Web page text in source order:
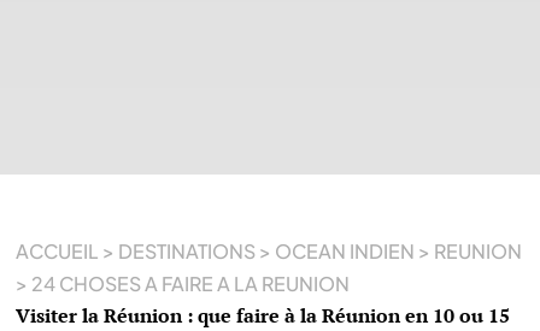
ACCUEIL > DESTINATIONS> OCEAN INDIEN > REUNION
> 24 CHOSES A FAIRE A LA REUNION
Visiter la Réunion : que faire à la Réunion en 10 ou 15